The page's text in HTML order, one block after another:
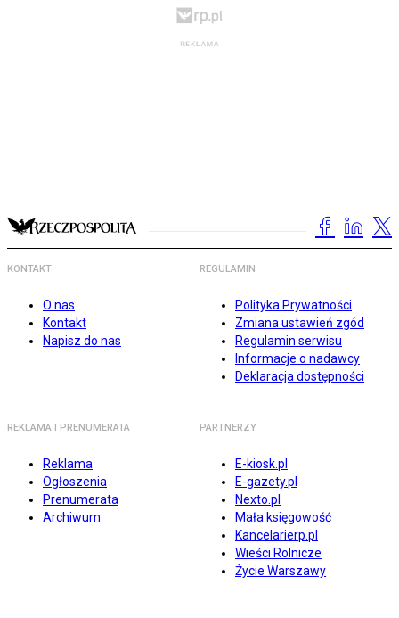
KONTAKT
O nas
Kontakt
Napisz do nas
REGULAMIN
Polityka Prywatności
Zmiana ustawień zgód
Regulamin serwisu
Informacje o nadawcy
Deklaracja dostępności
REKLAMA I PRENUMERATA
Reklama
Ogłoszenia
Prenumerata
Archiwum
PARTNERZY
E-kiosk.pl
E-gazety.pl
Nexto.pl
Mała księgowość
Kancelarierp.pl
Wieści Rolnicze
Życie Warszawy